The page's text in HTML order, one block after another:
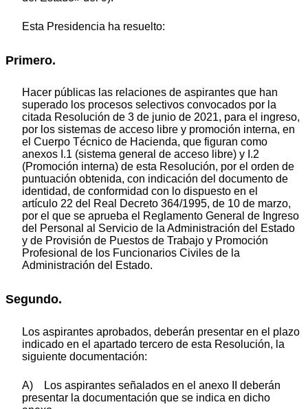
Esta Presidencia ha resuelto:
Primero.
Hacer públicas las relaciones de aspirantes que han
superado los procesos selectivos convocados por la
citada Resolución de 3 de junio de 2021, para el ingreso,
por los sistemas de acceso libre y promoción interna, en
el Cuerpo Técnico de Hacienda, que figuran como
anexos I.1 (sistema general de acceso libre) y I.2
(Promoción interna) de esta Resolución, por el orden de
puntuación obtenida, con indicación del documento de
identidad, de conformidad con lo dispuesto en el
artículo 22 del Real Decreto 364/1995, de 10 de marzo,
por el que se aprueba el Reglamento General de Ingreso
del Personal al Servicio de la Administración del Estado
y de Provisión de Puestos de Trabajo y Promoción
Profesional de los Funcionarios Civiles de la
Administración del Estado.
Segundo.
Los aspirantes aprobados, deberán presentar en el plazo
indicado en el apartado tercero de esta Resolución, la
siguiente documentación:
A) Los aspirantes señalados en el anexo II deberán
presentar la documentación que se indica en dicho